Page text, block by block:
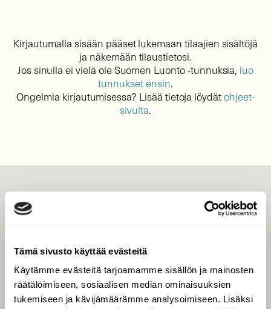
Tämä sivusto käyttää evästeitä
Käytämme evästeitä tarjoamamme sisällön ja mainosten
räätälöimiseen, sosiaalisen median ominaisuuksien
tukemiseen ja kävijämäärämme analysoimiseen. Lisäksi
Kirjautumalla sisään pääset lukemaan tilaajien sisältöjä
ja näkemään tilaustietosi.
Jos sinulla ei vielä ole Suomen Luonto -tunnuksia, luo
tunnukset ensin.
Ongelmia kirjautumisessa? Lisää tietoja löydätohjeet-
sivulta.
Tilaa digilukuoikeus
Äänestä parasta juttua
Tilaa uutiskirje